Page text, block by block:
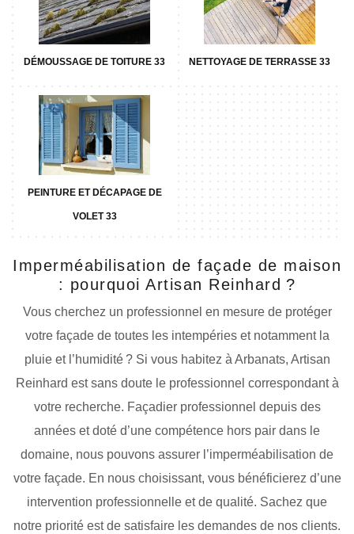
DÉMOUSSAGE DE TOITURE 33 NETTOYAGE DE TERRASSE 33
PEINTURE ET DÉCAPAGE DE
VOLET 33
Imperméabilisation de façade de maison
: pourquoi Artisan Reinhard ?
Vous cherchez un professionnel en mesure de protéger
votre façade de toutes les intempéries et notamment la
pluie et l’humidité ? Si vous habitez à Arbanats, Artisan
Reinhard est sans doute le professionnel correspondant à
votre recherche. Façadier professionnel depuis des
années et doté d’une compétence hors pair dans le
domaine, nous pouvons assurer l’imperméabilisation de
votre façade. En nous choisissant, vous bénéficierez d’une
intervention professionnelle et de qualité. Sachez que
notre priorité est de satisfaire les demandes de nos clients.